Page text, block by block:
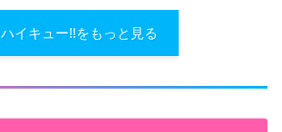
ハイキュー!!をもっと見る